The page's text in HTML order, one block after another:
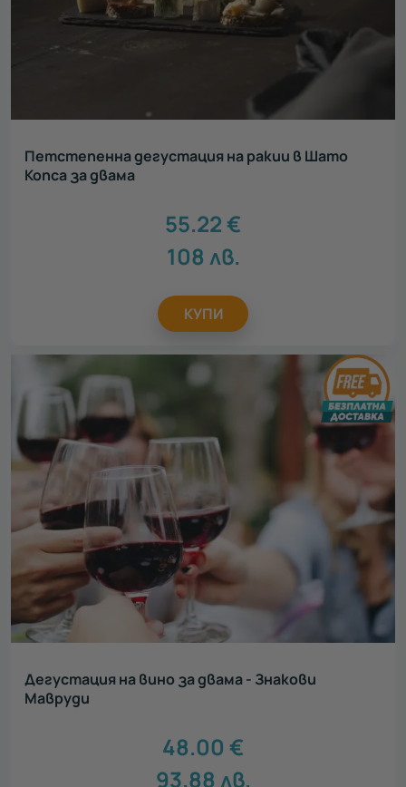
Петстепенна дегустация на ракии в Шато
Копса за двама
55.22€
108 лв.
КУПИ
Дегустация на вино за двама - Знакови
Мавруди
48.00 €
93.88 лв.